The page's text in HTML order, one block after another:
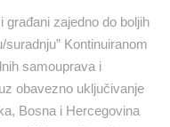
građani zajedno do boljih
suradnju” Kontinuiranom
samouprava i
obavezno uključivanje
Bosna i Hercegovina